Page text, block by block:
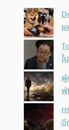
แ
ใ
ผู้
พั
ก
อี